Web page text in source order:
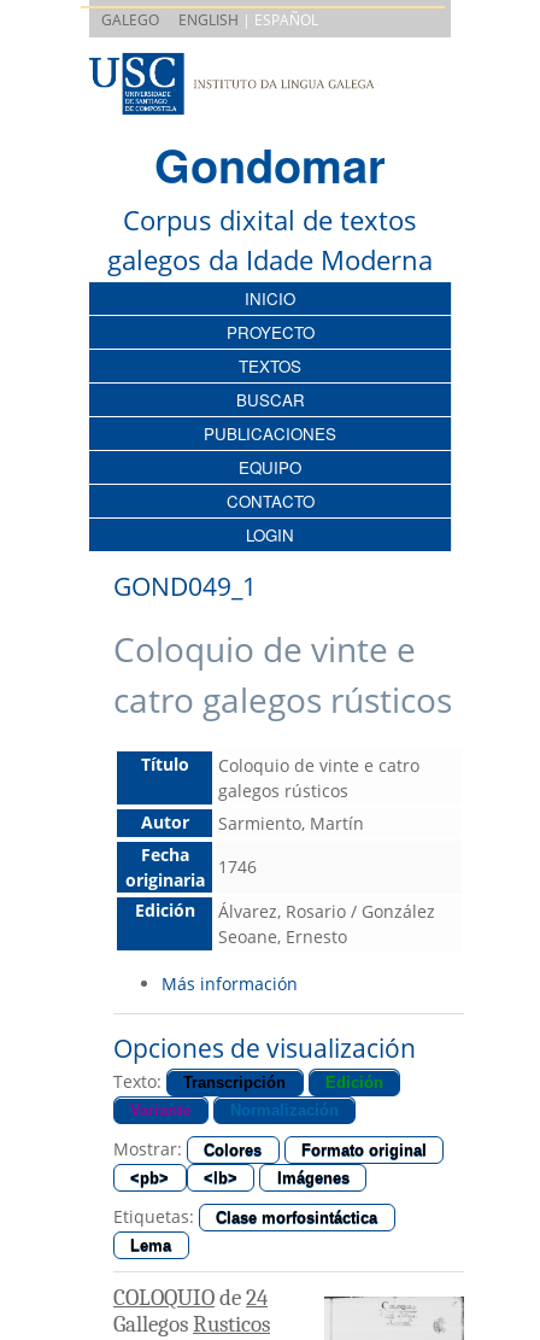
GALEGO ENGLISH | ESPAÑOL
Gondomar
Corpus dixital de textos
galegos da Idade Moderna
INICIO
PROYECTO
TEXTOS
BUSCAR
PUBLICACIONES
EQUIPO
CONTACTO
LOGIN
GOND049_1
Coloquio de vinte e
catro galegos rústicos
Título
Coloquio de vinte e catro
galegos rústicos
Autor
Sarmiento, Martín
Fecha
originaria
1746
Edición
Álvarez, Rosario / González
Seoane, Ernesto
Más información
Opciones de visualización
Texto: Transcripción
Edición
Variante
Normalización
Mostrar: Colores
Formato original
<pb>
<lb> Imágenes
Etiquetas:
Clase morfosintáctica
Lema
COLOQUIOde24
GallegosRusticos